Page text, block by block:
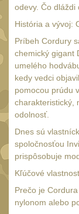
.270 .280
.30 .308
12GA,
.40 .4110
.44 .45 11
.357 .38
1911 8
Náradie a
AR15
AK479
.22
odevy. Čo dláždi
História a vývoj:
Príbeh Cordury
chemický gigant
umelého
kedy vedci
pomocou prúdu
charakteristický,
odolnosť.
Dnes sú
spoločnosťou
prispôsobuje
Kľúčové
Prečo je
nylonom alebo